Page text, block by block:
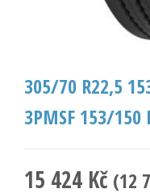
305/70 R22,5
3PMSF 153/150
15 424 Kč (12